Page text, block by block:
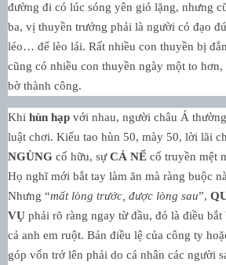
đường đi có lúc sóng yên gió lặng, nhưng
ba, vị thuyền trưởng phải là người có đạo
léo… để lèo lái. Rất nhiều con thuyền bị
cũng có nhiều con thuyền ngày một to
bờ thành công.
Khi hùn hạp với nhau, người châu Á
luật chơi. Kiểu tao hùn 50, mày 50, lời lãi
NGÙNG cố hữu, sựCẢ NỂ cổ truyền mệt
Họ nghĩ mới bắt tay làm ăn mà ràng buộc
Nhưng “mất lòng trước, được lòng sau”,
VỤ phải rõ ràng ngay từ đầu, đó là điều bắt
cả anh em ruột. Bản điều lệ của công ty
góp vốn trở lên phải do cá nhân các người